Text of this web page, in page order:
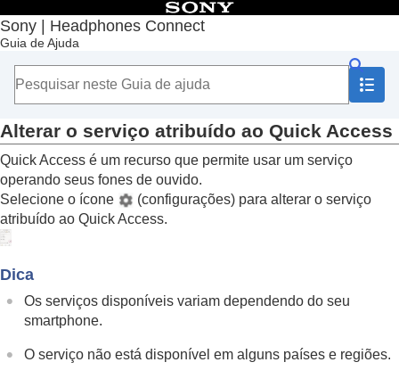
Sony | Headphones Connect
Guia de Ajuda
Índice
Início
Introdução
Como usar
Sobre o Painel “Sony | Headphones Connect”
Funções exibidas na guia [Status]
Funções exibidas na guia [Som]
Funções exibidas na guia [Sistema]
Habilitar uma conexão multiponto (
2 disp. simultaneamente)
Alterar a configuração do Assistente de voz
Ajustar o volume automaticamente de acordo
com o som ambiente (Controle de volume
adaptativo
Alterar a função do botão ou do sensor de
Alterar o serviço atribuído ao Quick Access
Quick Access é um recurso que permite usar um serviço
operando seus fones de ouvido.
Selecione o ícone
(configurações) para alterar o serviço
atribuído ao Quick Access.
Dica
Os serviços disponíveis variam dependendo do seu
smartphone.
O serviço não está disponível em alguns países e regiões.